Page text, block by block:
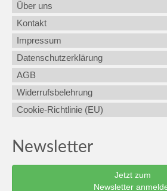
Über uns
Kontakt
Impressum
Datenschutzerklärung
AGB
Widerrufsbelehrung
Cookie-Richtlinie (EU)
Newsletter
Jetzt zum
Newsletter